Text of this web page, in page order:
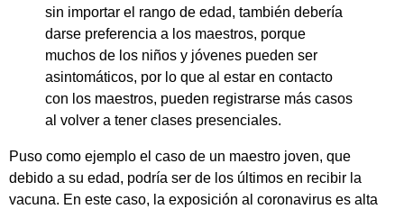
sin importar el rango de edad, también debería
darse preferencia a los maestros, porque
muchos de los niños y jóvenes pueden ser
asintomáticos, por lo que al estar en contacto
con los maestros, pueden registrarse más casos
al volver a tener clases presenciales.
Puso como ejemplo el caso de un maestro joven, que
debido a su edad, podría ser de los últimos en recibir la
vacuna. En este caso, la exposición al coronavirus es alta